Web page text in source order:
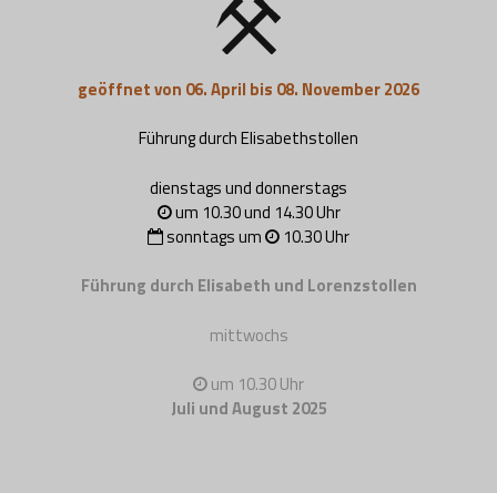
geöffnet von 06. April bis 08. November 2026
Führung durch Elisabethstollen
dienstags und donnerstags
um 10.30 und 14.30 Uhr
sonntags um
10.30 Uhr
Führung durch Elisabeth und Lorenzstollen
mittwochs
um 10.30 Uhr
Juli und August 2025